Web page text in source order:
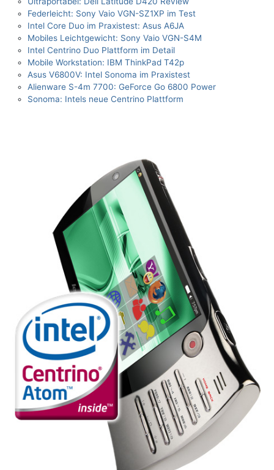
Federleicht: Sony Vaio VGN-SZ1XP im Test
Intel Core Duo im Praxistest: Asus A6JA
Mobiles Leichtgewicht: Sony Vaio VGN-S4M
Intel Centrino Duo Plattform im Detail
Mobile Workstation: IBM ThinkPad T42p
Asus V6800V: Intel Sonoma im Praxistest
Alienware S-4m 7700: GeForce Go 6800 Power
Sonoma: Intels neue Centrino Plattform